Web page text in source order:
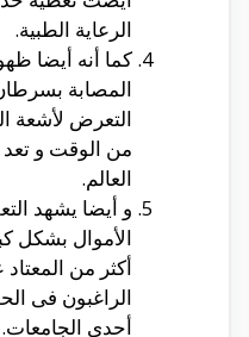
الرعاية الطبية.
كما أنه أيضا
المصابة
التعرض لأشعة
من الوقت و
العالم.
و أيضا يشهد
الأموال بشكل
أكثر من
الراغبون فى
أحدى الجامعات.